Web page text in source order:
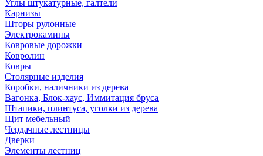
Углы штукатурные, галтели
Карнизы
Шторы рулонные
Электрокамины
Ковровые дорожки
Ковролин
Ковры
Столярные изделия
Коробки, наличники из дерева
Вагонка, Блок-хаус, Иммитация бруса
Штапики, плинтуса, уголки из дерева
Щит мебельный
Чердачные лестницы
Дверки
Элементы лестниц